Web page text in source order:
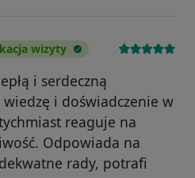
wizyty
i serdeczną
i doświadczenie w
reaguje na
Odpowiada na
rady, potrafi